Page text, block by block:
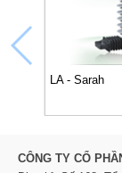
LA - Sarah
CÔNG TY CỔ